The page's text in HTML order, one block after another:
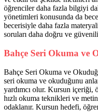
öğrenciler daha fazla bilgiyi
yönetimleri konusunda da
becerisiyle daha fazla
soruları daha doğru ve
Bahçe Seri Okuma ve
Bahçe Seri Okuma ve
seri okuma ve okuduğunu
yardımcı olur. Kursun içeriği,
hızlı okuma teknikleri ve
odaklanır. Kursun hedefi,